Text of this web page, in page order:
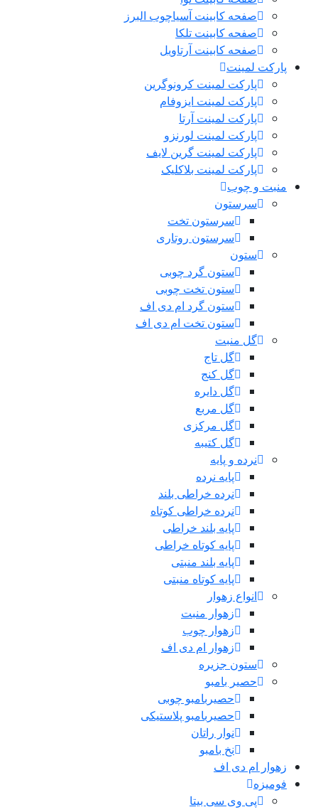
صفحه کابینت آسیاچوب البرز
صفحه کابینت تلکا
صفحه کابینت آرتاویل
پارکت لمینت
پارکت لمینت کرونوگرین
پارکت لمینت ایزوفام
پارکت لمینت آرتا
پارکت لمینت لورنزو
پارکت لمینت گرین لایف
پارکت لمینت بلاکلیک
منبت و چوب
سرستون
سرستون تخت
سرستون روتاری
ستون
ستون گرد چوبی
ستون تخت چوبی
ستون گرد ام دی اف
ستون تخت ام دی اف
گل منبت
گل تاج
گل کنج
گل دایره
گل مربع
گل مرکزی
گل کتیبه
نرده و پایه
پایه نرده
نرده خراطی بلند
نرده خراطی کوتاه
پایه بلند خراطی
پایه کوتاه خراطی
پایه بلند منبتی
پایه کوتاه منبتی
انواع زهوار
زهوار منبت
زهوار چوب
زهوار ام دی اف
ستون جزیره
حصیر بامبو
حصیربامبو چوبی
حصیربامبو پلاستیکی
نوار راتان
نخ بامبو
زهوار ام دی اف
فومیزه
پی وی سی بیتا